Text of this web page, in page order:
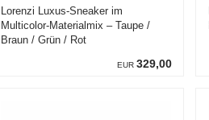
EUR 329,00
Lorenzi Luxus-Sneaker im
Multicolor-Materialmix – Taupe /
Braun / Grün / Rot